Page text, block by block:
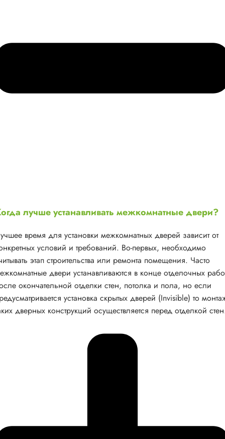
лучше устанавливать межкомнатные двери?
время для установки межкомнатных дверей зависит от
условий и требований. Во-первых, необходимо
этап строительства или ремонта помещения. Часто
двери устанавливаются в конце отделочных
окончательной отделки стен, потолка и пола, но если
установка скрытых дверей (Invisible) то
дверных конструкций осуществляется перед отделкой